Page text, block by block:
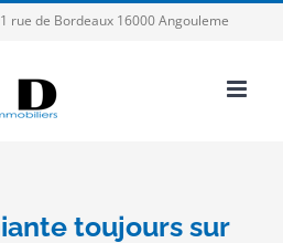
rue de Bordeaux 16000 Angouleme
toujours sur